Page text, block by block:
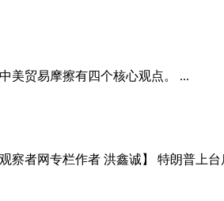
美贸易摩擦有四个核心观点。 ...
察者网专栏作者 洪鑫诚】 特朗普上台